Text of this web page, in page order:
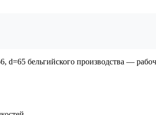
бельгийского производства —